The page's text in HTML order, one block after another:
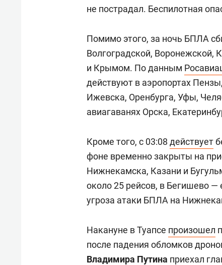
не пострадал. Беспилотная
Помимо этого, за ночь БПЛА
Волгоградской, Воронежской,
и Крымом. По данным
действуют в аэропортах
Ижевска, Оренбурга, Уфы,
авиагаванях Орска,
Кроме того, с 03:08 действует
фоне временно закрыты на
Нижнекамска, Казани и
около 25 рейсов, в Бегишево
угроза атаки БПЛА на
Накануне в Туапсе произошел
после падения обломков
Владимира Путина приехал